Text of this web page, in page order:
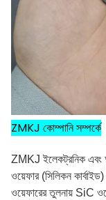
ZMKJ কোম্পানি সম্পর্কে
ZMKJ ইলেকট্রনিক এবং
ওয়েফার (সিলিকন
ওয়েফারের তুলনায় SiC